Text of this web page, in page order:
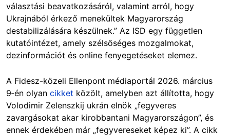
választási beavatkozásáról, valamint arról, hogy
Ukrajnából érkező menekültek Magyarország
destabilizálására készülnek.” Az ISD egy független
kutatóintézet, amely szélsőséges mozgalmokat,
dezinformációt és online fenyegetéseket elemez.
A Fidesz-közeli Ellenpont médiaportál 2026. március
9‑én olyan cikket közölt, amelyben azt állította, hogy
Volodimir Zelenszkij ukrán elnök „fegyveres
zavargásokat akar kirobbantani Magyarországon”, és
ennek érdekében már „fegyvereseket képez ki”. A cikk